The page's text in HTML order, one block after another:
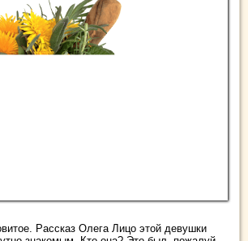
Рассказ Олега Лицо этой девушки